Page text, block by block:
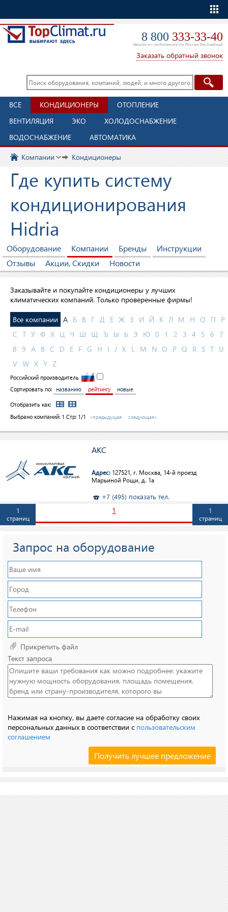
8 800 333-33-40
Звонок и с мобильного по России бесплатный
Заказать обратный звонок
ВСЕ КОНДИЦИОНЕРЫ
ОТОПЛЕНИЕ
ВЕНТИЛЯЦИЯ
ЭКО
ХОЛОДОСНАБЖЕНИЕ
ВОДОСНАБЖЕНИЕ
АВТОМАТИКА
Компании Кондиционеры
Где купить систему
кондиционирования
Hidria
Оборудование Компании Бренды
Инструкции
Отзывы
Акции, Скидки Новости
Заказывайте и покупайте кондиционеры у лучших
климатических компаний. Только проверенные фирмы!
Все компании А Б В Г Д Е Ж З И Й К Л М Н О П
Р
С Т У Ф Х Ц Ч Ш Щ Ъ Ы Ь Э Ю 0 1 2 3 4 5 6 7
8 9 A B C D E F G H I J K L M N O P Q R S T U
V W X Y Z
Российский производитель
Сортировать по:
названию рейтингу новые
Отобразить как:
Выбрано компаний: 1 Стр: 1/1 «предыдущая следующая»
АКС
Адрес: 127521, г. Москва, 14-й проезд
Марьиной Рощи, д. 1а
+7 (495) показать тел.
1
страниц
1
страниц
1
Запрос на оборудование
Прикрепить файл
Текст запроса
Нажимая на кнопку, вы даете согласие на обработку своих
персональных данных в соответствии с пользовательским
соглашением